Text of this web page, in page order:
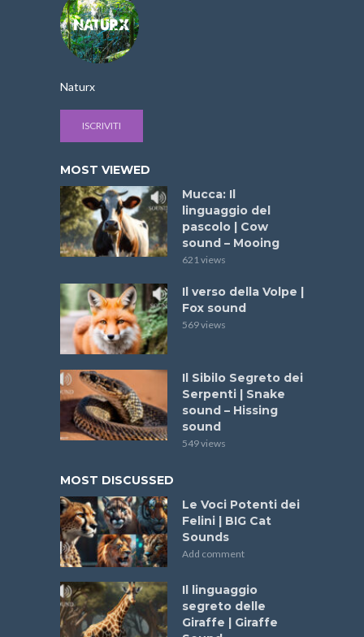
Naturx
ISCRIVITI
MOST VIEWED
Mucca: Il
linguaggio del
pascolo | Cow
sound – Mooing
621 views
Il verso della Volpe |
Fox sound
569 views
Il Sibilo Segreto dei
Serpenti | Snake
sound – Hissing
sound
549 views
MOST DISCUSSED
Le Voci Potenti dei
Felini | BIG Cat
Sounds
Add comment
Il linguaggio
segreto delle
Giraffe | Giraffe